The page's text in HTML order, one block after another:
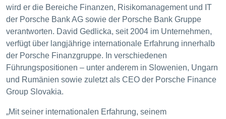
wird er die Bereiche Finanzen, Risikomanagement und IT
der Porsche Bank AG sowie der Porsche Bank Gruppe
verantworten. David Gedlicka, seit 2004 im Unternehmen,
verfügt über langjährige internationale Erfahrung innerhalb
der Porsche Finanzgruppe. In verschiedenen
Führungspositionen – unter anderem in Slowenien, Ungarn
und Rumänien sowie zuletzt als CEO der Porsche Finance
Group Slovakia.
„Mit seiner internationalen Erfahrung, seinem